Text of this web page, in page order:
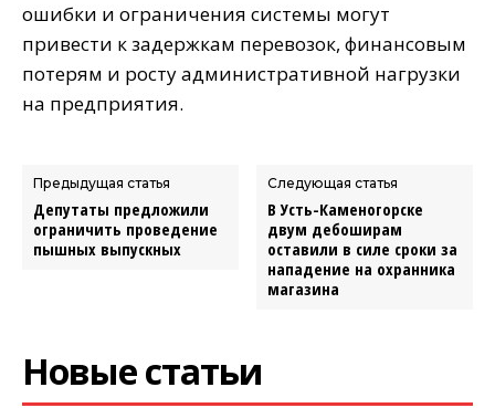
ошибки и ограничения системы могут
привести к задержкам перевозок, финансовым
потерям и росту административной нагрузки
на предприятия.
Предыдущая статья
Депутаты предложили
ограничить проведение
пышных выпускных
Следующая статья
В Усть-Каменогорске
двум дебоширам
оставили в силе сроки за
нападение на охранника
магазина
Новые статьи